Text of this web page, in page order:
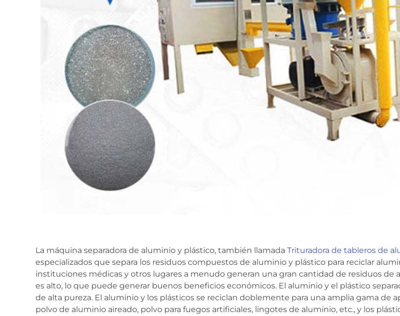
La máquina separadora de aluminio y plástico, también llamada Trituradora de tableros de
especializados que separa los residuos compuestos de aluminio y plástico para reciclar
instituciones médicas y otros lugares a menudo generan una gran cantidad de residuos de
es alto, lo que puede generar buenos beneficios económicos. El aluminio y el plástico
de alta pureza. El aluminio y los plásticos se reciclan doblemente para una amplia gama de
polvo de aluminio aireado, polvo para fuegos artificiales, lingotes de aluminio, etc., y los